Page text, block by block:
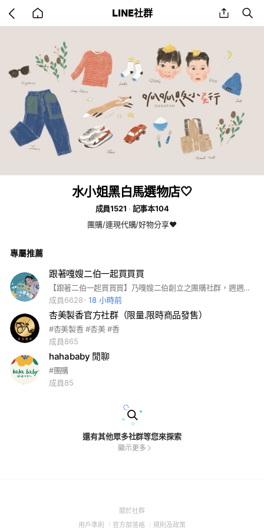
back
to
LINE社群 share
水小姐黑白馬選物店🤍
成員1521
記事本104
團購/連現代購/好物分享❤️
專屬推薦
跟著嘎嫂二伯一起買買買
【跟著二伯一起買買買】乃嘎嫂二伯創立之團購社群，週週分享團購資訊，不定時舉辦抽獎活動～～ 本社群以團購討論為優先！ 歡迎一同加入分享團購心得呦❤️ 如有hahababy訂購產品之相關問題，請搜尋官方line:@hahababy #嘎嫂二伯 #二伯 #團購好物分享 #推薦分享
成員6628
18 小時前
杏美製香官方社群（限量.限時商品發售）
#杏美製香 #杏美 #香
成員865
hahababy 閒聊
#團購
成員85
還有其他眾多社群等您來探索
顯示更多
關於社群(Open
用戶準則 (Open
官方部落格 (Open
規則及政策(Open